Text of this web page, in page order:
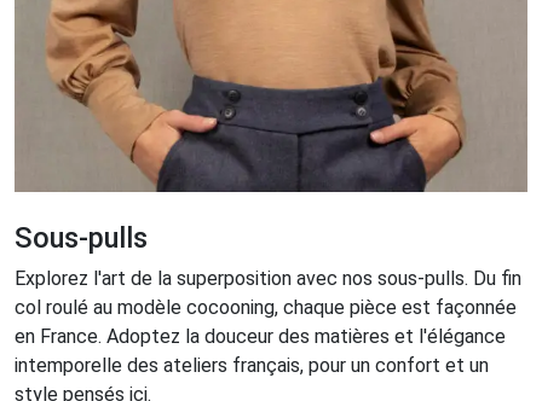
Sous-pulls
Explorez l'art de la superposition avec nos sous-pulls. Du fin
col roulé au modèle cocooning, chaque pièce est façonnée
en France. Adoptez la douceur des matières et l'élégance
intemporelle des ateliers français, pour un confort et un
style pensés ici.